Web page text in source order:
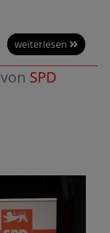
weiterlesen
von SPD